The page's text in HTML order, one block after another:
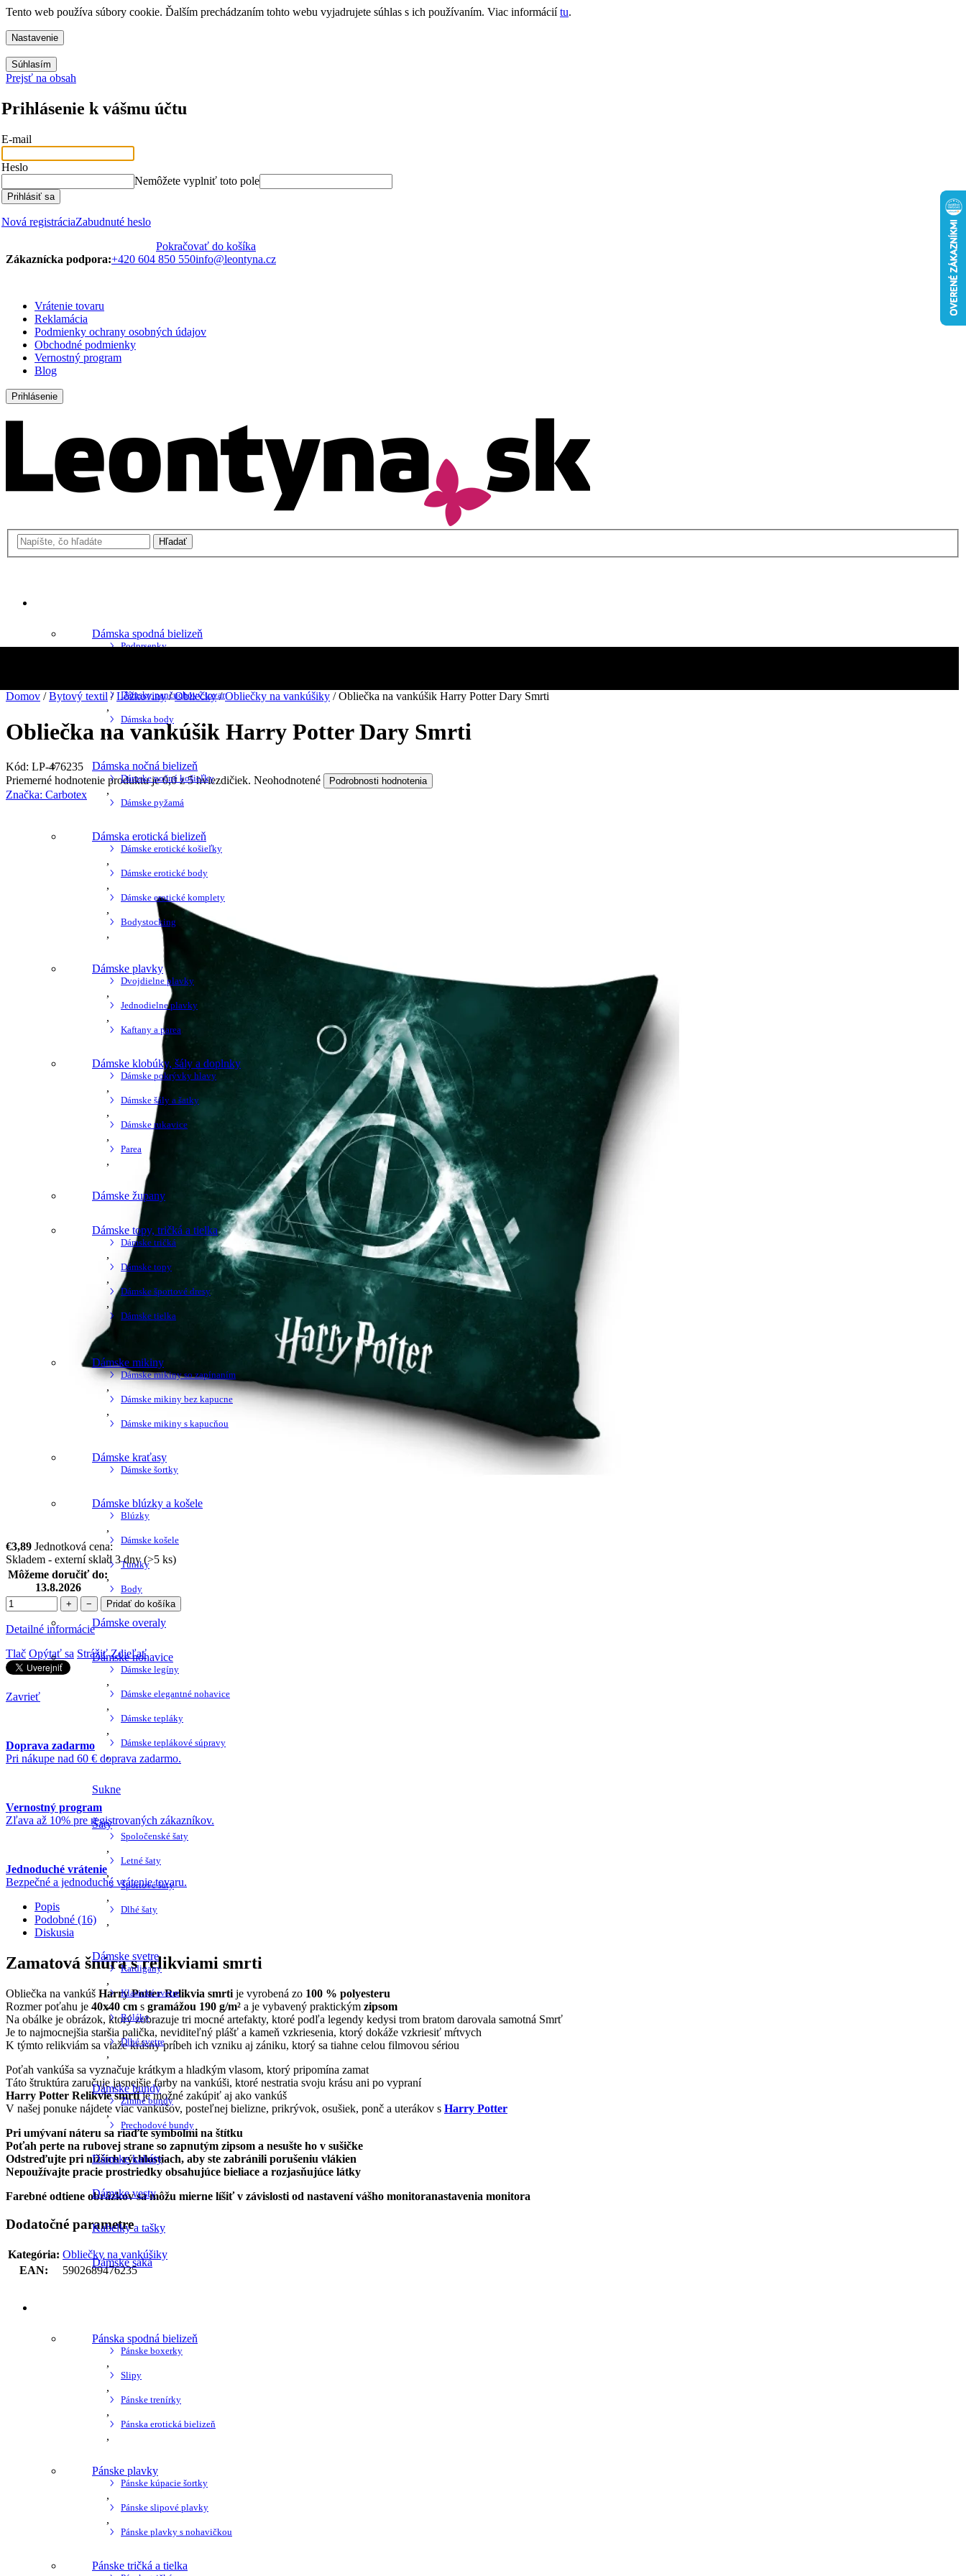
Tento web používa súbory cookie. Ďalším prechádzaním tohto webu vyjadrujete súhlas s ich používaním. Viac informáciítu.
Nastavenie
Súhlasím
Prejsť na obsah
Prihlásenie k vášmu účtu
E-mail
Heslo
Nemôžete vyplniť toto pole
Prihlásiť sa
Nová registráciaZabudnuté heslo
Pokračovať do košíka
Zákaznícka podpora:+420 604 850 550info@leontyna.cz
Vrátenie tovaru
Reklamácia
Podmienky ochrany osobných údajov
Obchodné podmienky
Vernostný program
Blog
Prihlásenie
Hľadať
Dámska spodná bielizeň
Podprsenky
Dámsky pančuchový tovar
,
Dámska body
,
Dámska nočná bielizeň
Dámske nočné košieľky
,
Dámske pyžamá
Dámska erotická bielizeň
Dámske erotické košieľky
,
Dámske erotické body
,
Dámske erotické komplety
,
Bodystocking
,
Dámske plavky
Dvojdielne plavky
,
Jednodielne plavky
,
Kaftany a parea
Dámske klobúky, šály a doplnky
Dámske pokrývky hlavy
,
Dámske šály a šatky
,
Dámske rukavice
,
Parea
,
Dámske župany
Dámske topy, tričká a tielka
Dámske tričká
,
Dámske topy
,
Dámske športové dresy
,
Dámske tielka
,
Dámske mikiny
Dámske mikiny so zapínaním
,
Dámske mikiny bez kapucne
,
Dámske mikiny s kapucňou
Dámske kraťasy
Dámske šortky
Dámske blúzky a košele
Blúzky
,
Dámske košele
,
Tuniky
,
Body
Dámske overaly
Dámske nohavice
Dámske legíny
,
Dámske elegantné nohavice
,
Dámske tepláky
,
Dámske teplákové súpravy
,
Sukne
Šaty
Spoločenské šaty
,
Letné šaty
,
Športové šaty
,
Dlhé šaty
,
Dámske svetre
Kardigany
,
Klasické svetre
,
Roláky
,
Dlhé svetre
,
Dámske bundy
Zimné bundy
,
Prechodové bundy
Dámske kabáty
Dámske vesty
Kabelky a tašky
Dámske saká
Pánska spodná bielizeň
Pánske boxerky
,
Slipy
,
Pánske trenírky
,
Pánska erotická bielizeň
,
Pánske plavky
Pánske kúpacie šortky
,
Pánske slipové plavky
,
Pánske plavky s nohavičkou
Pánske tričká a tielka
Viac
Domov / Bytový textil / Lôžkoviny / Obliečky / Obliečky na vankúšiky / Obliečka na vankúšik Harry Potter Dary Smrti
Obliečka na vankúšik Harry Potter Dary Smrti
Kód: LP-476235
Priemerné hodnotenie produktu je 0,0 z 5 hviezdičiek. Neohodnotené Podrobnosti hodnotenia
Značka: Carbotex
€3,89 Jednotková cena:
Skladem - externí sklad 3 dny(>5 ks)
Môžeme doručiť do:
13.8.2026
+ − Pridať do košíka
Detailné informácie
Tlač Opýtať sa Strážiť Zdieľať
Zavrieť
Doprava zadarmo
Pri nákupe nad 60 € doprava zadarmo.
Vernostný program
Zľava až 10% pre registrovaných zákazníkov.
Jednoduché vrátenie
Bezpečné a jednoduché vrátenie tovaru.
Popis
Podobné (16)
Diskusia
Zamatová šnúra s relikviami smrti
Obliečka na vankúš Harry Potter Relikvia smrti je vyrobená zo 100 % polyesteru
Rozmer poťahu je 40x40 cm s gramážou 190 g/m² a je vybavený praktickým zipsom
Na obálke je obrázok, ktorý zobrazuje tri mocné artefakty, ktoré podľa legendy kedysi trom bratom darovala samotná Smrť
Je to najmocnejšia staršia palička, neviditeľný plášť a kameň vzkriesenia, ktorý dokáže vzkriesiť mŕtvych
K týmto relikviám sa viaže krásny príbeh ich vzniku aj zániku, ktorý sa tiahne celou filmovou sériou
Poťah vankúša sa vyznačuje krátkym a hladkým vlasom, ktorý pripomína zamat
Táto štruktúra zaručuje jasnejšie farby na vankúši, ktoré nestratia svoju krásu ani po vypraní
Harry Potter Relikvie smrtije možné zakúpiť aj ako vankúš
V našej ponuke nájdete viac vankúšov, posteľnej bielizne, prikrývok, osušiek, ponč a uterákov s Harry Potter
Pri umývaní náteru sa riaďte symbolmi na štítku
Poťah perte na rubovej strane so zapnutým zipsom a nesušte ho v sušičke
Odstreďujte pri nižších rýchlostiach, aby ste zabránili porušeniu vlákien
Nepoužívajte pracie prostriedky obsahujúce bieliace a rozjasňujúce látky
Farebné odtiene obrázkov sa môžu mierne líšiť v závislosti od nastavení vášho monitoranastavenia monitora
Dodatočné parametre
Kategória: Obliečky na vankúšiky
EAN: 5902689476235